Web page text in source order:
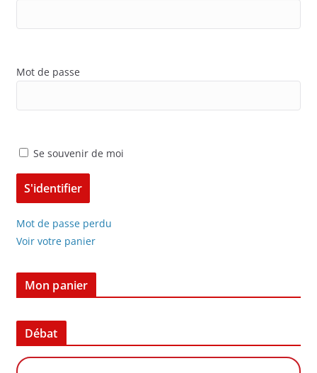
Mot de passe
Se souvenir de moi
Mot de passe perdu
Voir votre panier
Mon panier
Débat